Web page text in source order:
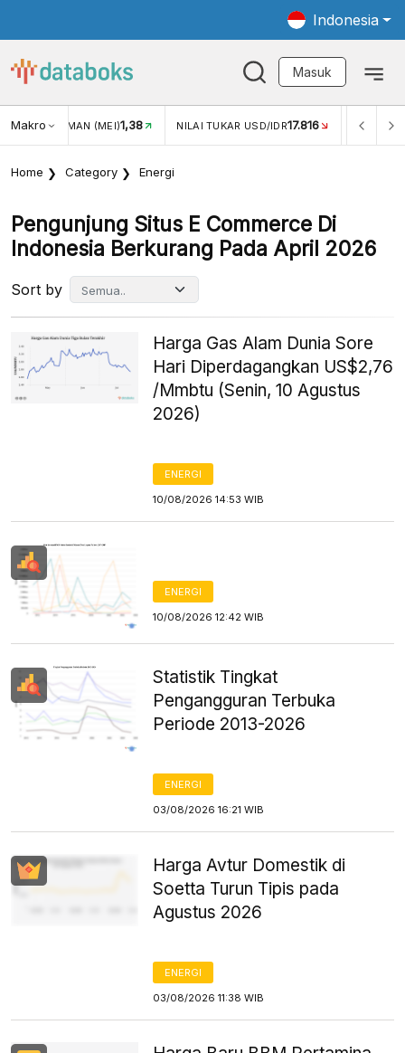
Indonesia
Masuk
MakroNILAI TUKAR USD/IDR17.816 INFLASI YOY (JUL)2,88%
Home Category Energi
Pengunjung Situs E Commerce Di
Indonesia Berkurang Pada April 2026
Sort by
Harga Gas Alam Dunia Sore
Hari Diperdagangkan US$2,76
/Mmbtu (Senin, 10 Agustus
2026)
ENERGI
10/08/2026 14:53 WIB
ENERGI
10/08/2026 12:42 WIB
Statistik Tingkat
Pengangguran Terbuka
Periode 2013-2026
ENERGI
03/08/2026 16:21 WIB
Harga Avtur Domestik di
Soetta Turun Tipis pada
Agustus 2026
ENERGI
03/08/2026 11:38 WIB